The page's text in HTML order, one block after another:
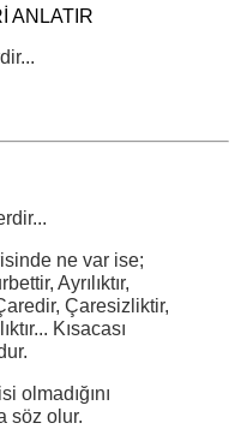
ANLATIR
ne var ise;
Ayrılıktır,
Çaresizliktir,
Kısacası
olmadığını
söz olur.